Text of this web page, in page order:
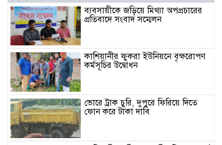
ব্যবসায়ীকে জড়িয়ে মিথ্যা অপপ্রচারের
প্রতিবাদে সংবাদ সম্মেলন
কাশিয়ানীর ফুকরা ইউনিয়নে বৃক্ষরোপণ
কর্মসূচির উদ্বোধন
ভোরে ট্রাক চুরি, দুপুরে ফিরিয়ে দিতে
ফোন করে টাকা দাবি